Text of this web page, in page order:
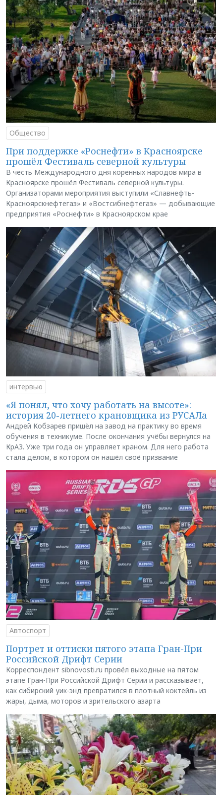
Общество
При поддержке «Роснефти» в Красноярске
прошёл Фестиваль северной культуры
В честь Международного дня коренных народов мира в
Красноярске прошёл Фестиваль северной культуры.
Организаторами мероприятия выступили «Славнефть-
Красноярскнефтегаз» и «Востсибнефтегаз» — добывающие
предприятия «Роснефти» в Красноярском крае
интервью
«Я понял, что хочу работать на высоте»:
история 20-летнего крановщика из РУСАЛа
Андрей Кобзарев пришёл на завод на практику во время
обучения в техникуме. После окончания учёбы вернулся на
КрАЗ. Уже три года он управляет краном. Для него работа
стала делом, в котором он нашёл своё призвание
Автоспорт
Портрет и оттиски пятого этапа Гран-При
Российской Дрифт Серии
Корреспондент sibnovosti.ru провёл выходные на пятом
этапе Гран-При Российской Дрифт Серии и рассказывает,
как сибирский уик-энд превратился в плотный коктейль из
жары, дыма, моторов и зрительского азарта